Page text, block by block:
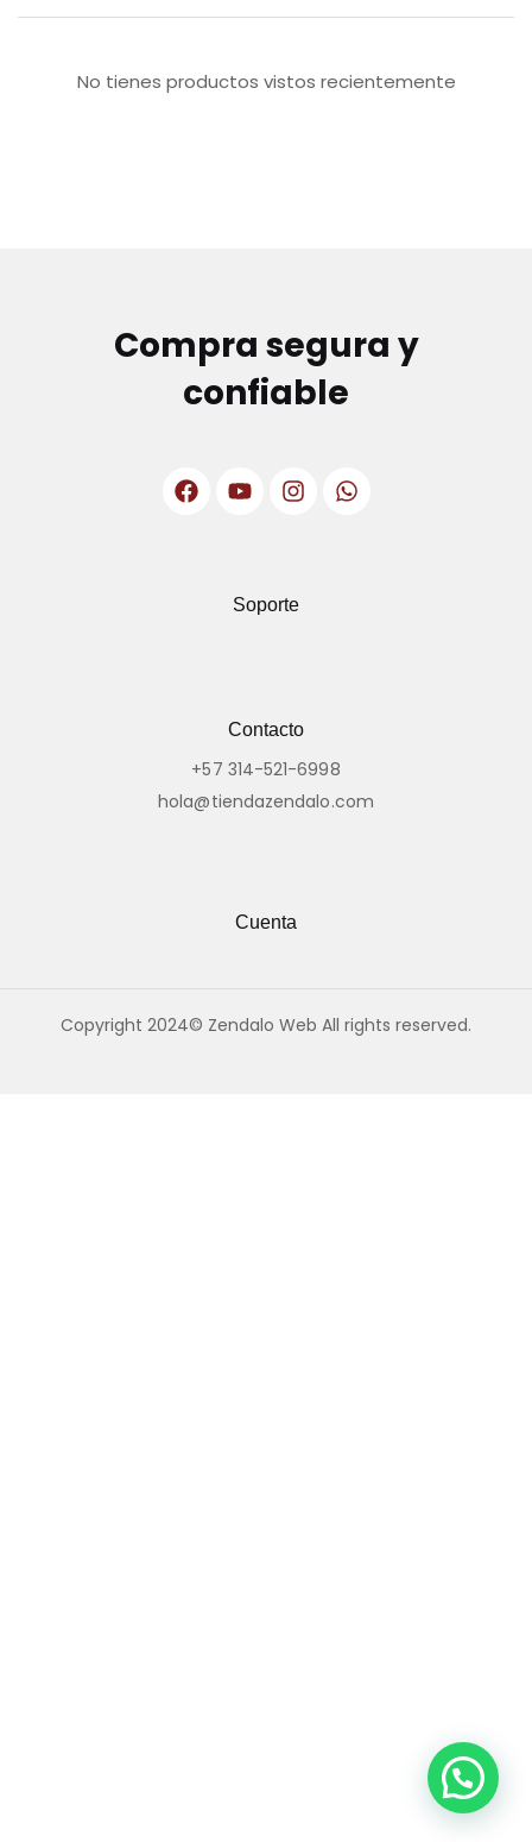
No tienes productos vistos recientemente
Compra segura y
confiable
Soporte
Contacto
+57 314-521-6998
hola@tiendazendalo.com
Cuenta
Copyright 2024© Zendalo Web All rights reserved.